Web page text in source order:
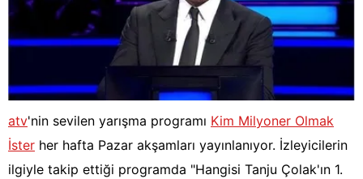
atv'nin sevilen yarışma programı Kim Milyoner Olmak
İster her hafta Pazar akşamları yayınlanıyor. İzleyicilerin
ilgiyle takip ettiği programda "Hangisi Tanju Çolak'ın 1.